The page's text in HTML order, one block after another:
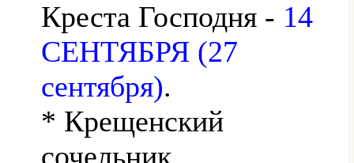
Креста Господня - 14
СЕНТЯБРЯ (27
сентября).
* Крещенский
сочельник